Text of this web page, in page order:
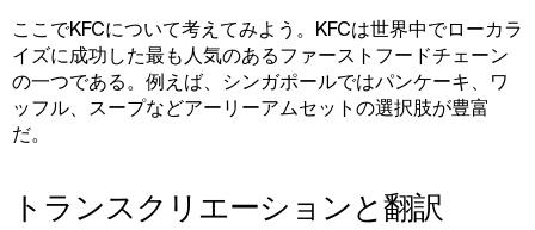
ここでKFCについて考えてみよう。KFCは世界中でローカラ
イズに成功した最も人気のあるファーストフードチェーン
の一つである。例えば、シンガポールではパンケーキ、ワ
ッフル、スープなどアーリーアムセットの選択肢が豊富
だ。
トランスクリエーションと翻訳